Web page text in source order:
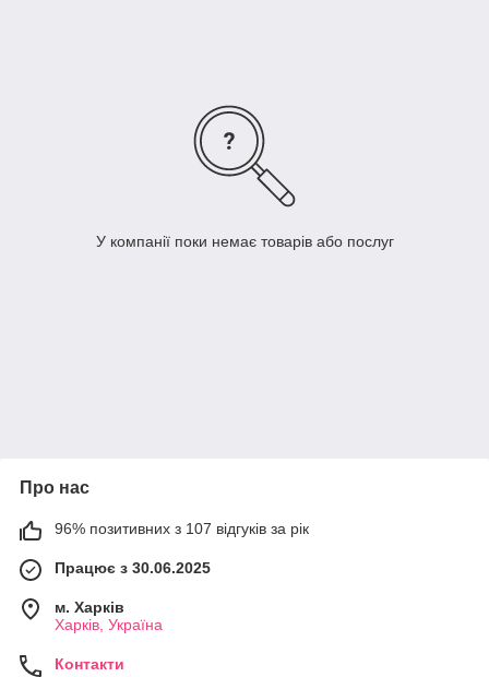
У компанії поки немає товарів або послуг
Про нас
96% позитивних з 107 відгуків за рік
Працює з 30.06.2025
м. Харків
Харків, Україна
Контакти